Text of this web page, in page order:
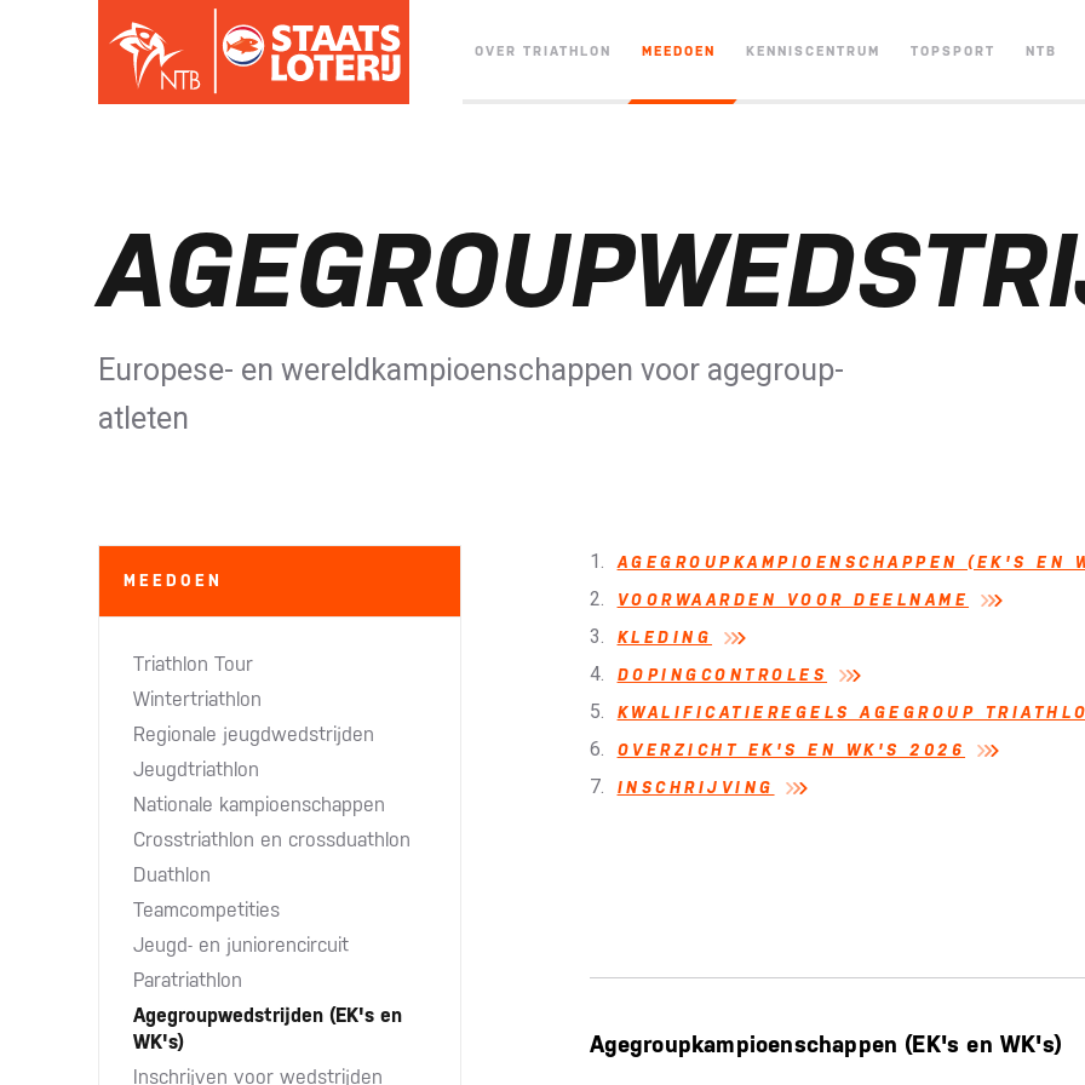
OVER TRIATHLON MEEDOEN KENNISCENTRUM TOPSPORT NTB
Europese- en wereldkampioenschappen voor agegroup-
atleten
MEEDOEN
Triathlon Tour
Wintertriathlon
Regionale jeugdwedstrijden
Jeugdtriathlon
Nationale kampioenschappen
Crosstriathlon en crossduathlon
Duathlon
Teamcompetities
Jeugd- en juniorencircuit
Paratriathlon
Agegroupwedstrijden (EK's en
WK's)
Inschrijven voor wedstrijden
AGEGROUPKAMPIOENSCHAPPEN (EK'S EN
VOORWAARDEN VOOR DEELNAME
KLEDING
DOPINGCONTROLES
KWALIFICATIEREGELS AGEGROUP
OVERZICHT EK'S EN WK'S 2026
INSCHRIJVING
Agegroupkampioenschappen (EK's en WK's)